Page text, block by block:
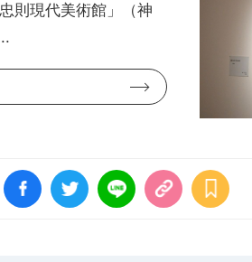
則現代美術館」（神